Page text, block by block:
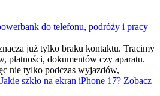
do telefonu, podróży i pracy
już tylko braku kontaktu. Tracimy
płatności, dokumentów czy aparatu.
nie tylko podczas wyjazdów,
Jakie szkło na ekran iPhone 17? Zobacz